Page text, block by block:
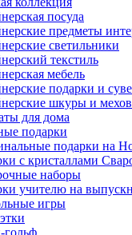
посуда
предметы
светильники
текстиль
мебель
подарки и
шкуры и
для дома
подарки
подарки на
с кристаллами
наборы
учителю на
игры